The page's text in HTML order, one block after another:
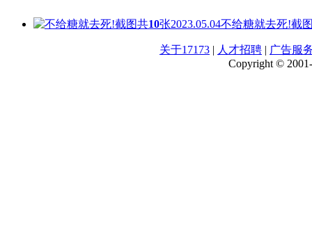
共10张2023.05.04不给糖就去死!截
关于17173 | 人才招聘 | 广告服
Copyright ©